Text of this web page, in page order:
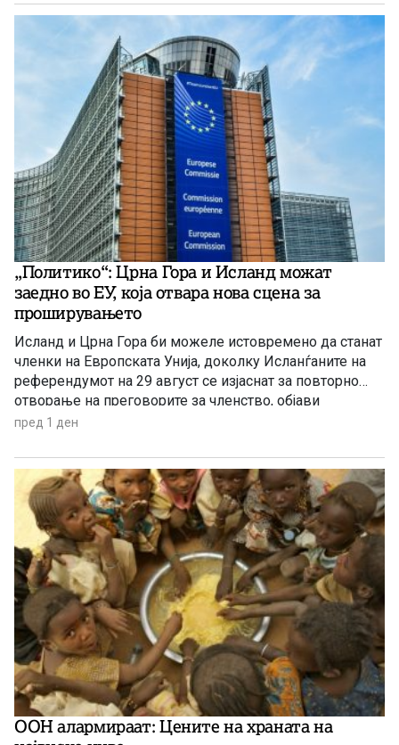
„Политико“: Црна Гора и Исланд можат
заедно во ЕУ, која отвара нова сцена за
проширувањето
Исланд и Црна Гора би можеле истовремено да станат
членки на Европската Унија, доколку Исланѓаните на
референдумот на 29 август се изјаснат за повторно
отворање на преговорите за членство, објави
„Политико“, повикувајќи се на европски претставници
пред 1 ден
ООН алармираат: Цените на храната на